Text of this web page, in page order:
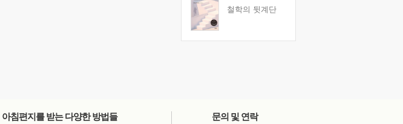
철학의 뒷계단
아침편지를 받는 다양한 방법들 문의 및 연락